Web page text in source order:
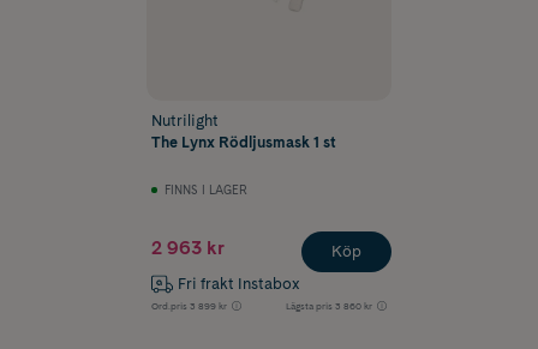
Nutrilight
The Lynx Rödljusmask 1 st
FINNS I LAGER
2 963 kr
Fri frakt Instabox
Ord.pris 3 899 kr Lägsta pris 3 860 kr
Köp